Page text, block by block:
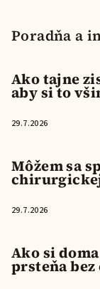
Poradňa a
Ako tajne
aby si to
29.7.2026
Môžem sa
29.7.2026
Ako si
prsteňa bez